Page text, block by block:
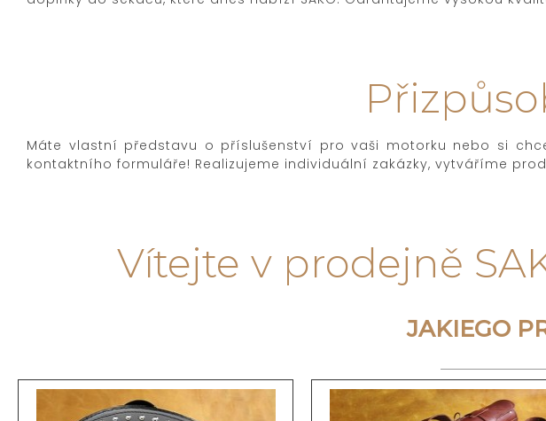
Máte vlastní představu o příslušenství pro vaši motorku nebo si
kontaktního formuláře! Realizujeme individuální zakázky, vytváříme
Vítejte v prodejně
JAKIEGO